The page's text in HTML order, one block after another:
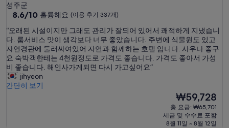
성
급
숙
박
시
설
성주군
10
만
점
중
8.6
점,
훌
륭
8.6/10 훌륭해요 (이용 후기 337개)
“
오
래
된
시
설
이
“오래된 시설이지만 그래도 관리가 잘되어 있어서 쾌적하게 지냈습니
다. 룸서비스 맛이 생각보다 너무 좋았습니다. 주변에 식물원도 있고
자연경관에 둘러싸여있어 자연과 함께하는 호텔 입니다. 사우나 좋구
요 숙박객한테는 4천원정도로 가격도 좋습니다. 가격도 좋아서 가성
비 좋습니다. 해인사가게되면 다시 가고싶어요”
jihyeon
간단히 보기
현
재
요
금
₩59,728
총 요금: ₩65,701
세금 및 수수료 포함
8월 11일 ~ 8월 12일